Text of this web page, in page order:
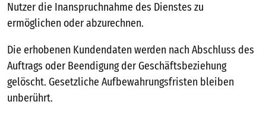
Nutzer die Inanspruchnahme des Dienstes zu
ermöglichen oder abzurechnen.
Die erhobenen Kundendaten werden nach Abschluss des
Auftrags oder Beendigung der Geschäftsbeziehung
gelöscht. Gesetzliche Aufbewahrungsfristen bleiben
unberührt.